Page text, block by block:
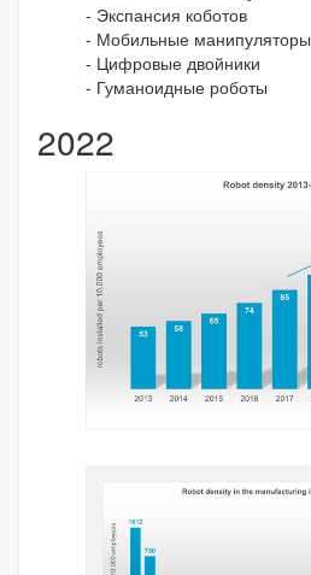
- Экспансия коботов
- Мобильные манипуляторы
- Цифровые двойники
- Гуманоидные роботы
2022